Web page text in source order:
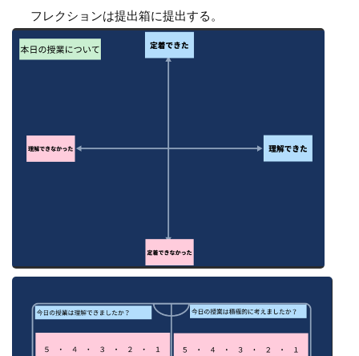
フレクションは提出箱に提出する。